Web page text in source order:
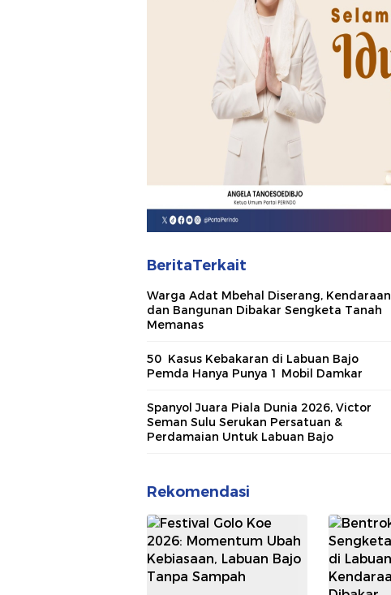
BeritaTerkait
Warga Adat Mbehal Diserang, Kendaraan
dan Bangunan Dibakar Sengketa Tanah
Memanas
50 Kasus Kebakaran di Labuan Bajo
Pemda Hanya Punya 1 Mobil Damkar
Spanyol Juara Piala Dunia 2026, Victor
Seman Sulu Serukan Persatuan &
Perdamaian Untuk Labuan Bajo
Rekomendasi